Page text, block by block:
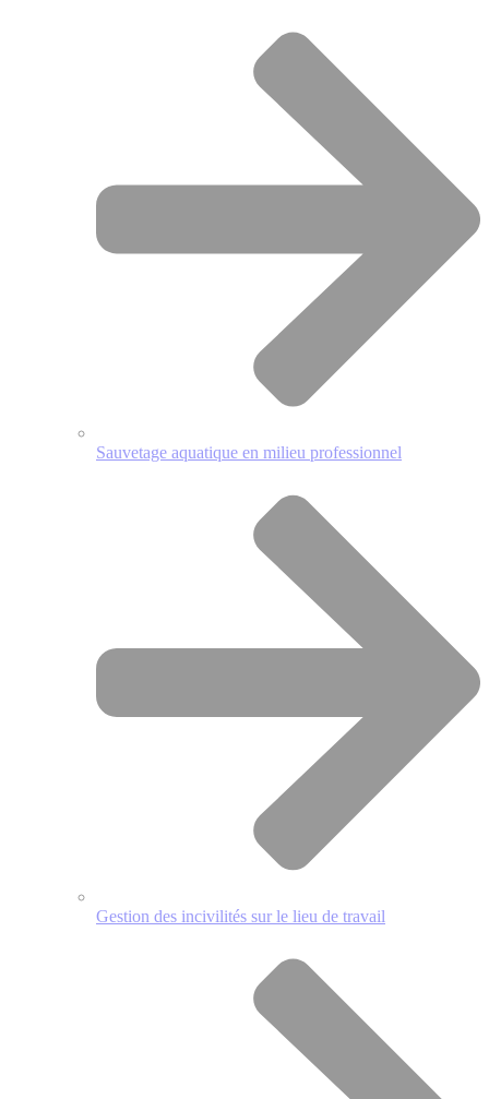
Sauvetage aquatique en milieu professionnel
Gestion des incivilités sur le lieu de travail